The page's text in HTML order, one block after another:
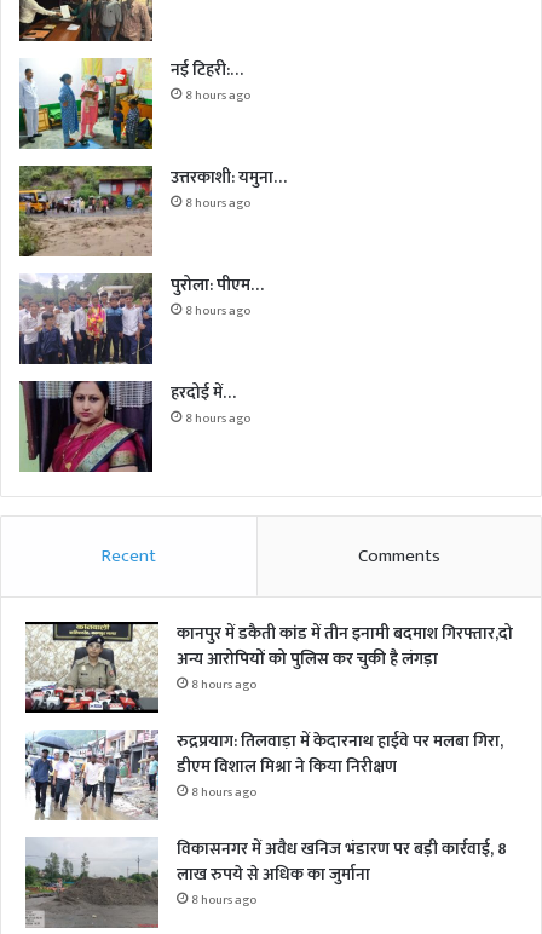
नई टिहरी:…
8 hours ago
उत्तरकाशी: यमुना…
8 hours ago
पुरोला: पीएम…
8 hours ago
हरदोई में…
8 hours ago
Recent Comments
कानपुर में डकैती कांड में तीन इनामी बदमाश गिरफ्तार,दो
अन्य आरोपियों को पुलिस कर चुकी है लंगड़ा
8 hours ago
रुद्रप्रयाग: तिलवाड़ा में केदारनाथ हाईवे पर मलबा गिरा,
डीएम विशाल मिश्रा ने किया निरीक्षण
8 hours ago
विकासनगर में अवैध खनिज भंडारण पर बड़ी कार्रवाई, 8
लाख रुपये से अधिक का जुर्माना
8 hours ago